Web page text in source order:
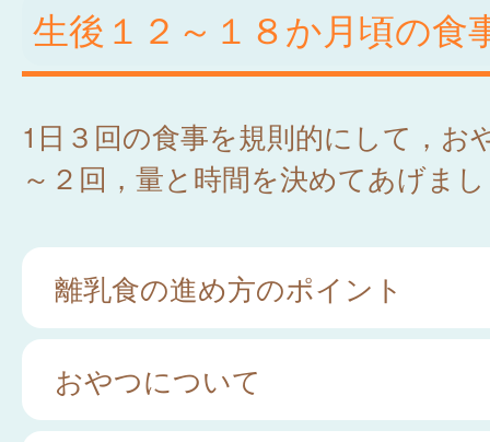
生後１２～１８か月頃の食
1日３回の食事を規則的にして，お
～２回，量と時間を決めてあげま
離乳食の進め方のポイント
おやつについて